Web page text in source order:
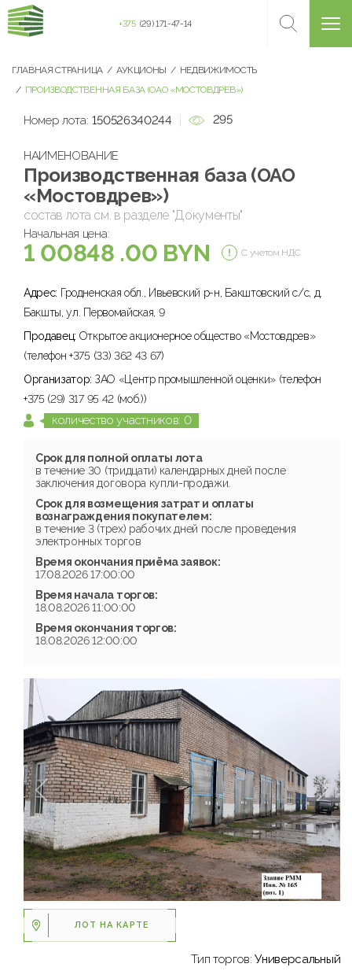
+375 (29) 171-47-14
ГЛАВНАЯ СТРАНИЦА АУКЦИОНЫ
НЕДВИЖИМОСТЬ
ПРОИЗВОДСТВЕННАЯ БАЗА (ОАО «МОСТОВДРЕВ»)
ЛОТ НА КАРТЕ
Номер лота: 150526340244 295
НАИМЕНОВАНИЕ
Производственная база (ОАО
«Мостовдрев»)
состав лота см. в разделе "Документы"
Начальная цена:
1 00848 .00 BYN С учетом НДС
Адрес: Гродненская обл., Ивьевский р-н, Бакштовский с/с, д.
Бакшты, ул. Первомайская, 9
Продавец: Открытое акционерное общество «Мостовдрев»
(телефон +375 (33) 362 43 67)
Организатор: ЗАО «Центр промышленной оценки» (телефон
+375 (29) 317 95 42 (моб.))
количество участников: 0
Срок для полной оплаты лота
в течение 30 (тридцати) календарных дней после
заключения договора купли-продажи.
Срок для возмещения затрат и оплаты
вознаграждения покупателем:
в течение 3 (трех) рабочих дней после проведения
электронных торгов
Время окончания приёма заявок:
17.08.2026 17:00:00
Время начала торгов:
18.08.2026 11:00:00
Время окончания торгов:
18.08.2026 12:00:00
Тип торгов:Универсальный